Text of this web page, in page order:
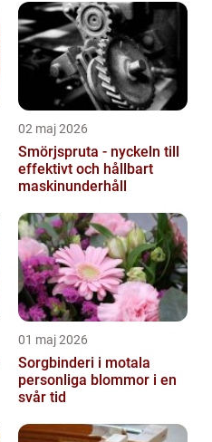
02 maj 2026
Smörjspruta - nyckeln till
effektivt och hållbart
maskinunderhåll
01 maj 2026
Sorgbinderi i motala
personliga blommor i en
svår tid